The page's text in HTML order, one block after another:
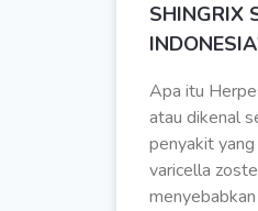
SHINGRIX
Apa itu
atau dikenal
penyakit
varicella